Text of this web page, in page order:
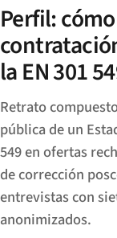
Perfil:
la EN 301
Retrato
pública de un
549 en ofertas
de corrección
entrevistas con
anonimizados.